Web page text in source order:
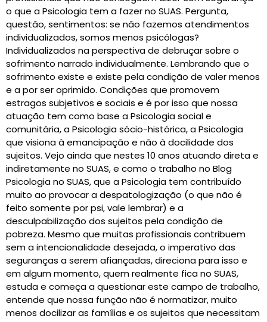
o que a Psicologia tem a fazer no SUAS. Pergunta,
questão, sentimentos: se não fazemos atendimentos
individualizados, somos menos psicólogas?
Individualizados na perspectiva de debruçar sobre o
sofrimento narrado individualmente. Lembrando que o
sofrimento existe e existe pela condição de valer menos
e a por ser oprimido. Condições que promovem
estragos subjetivos e sociais e é por isso que nossa
atuação tem como base a Psicologia social e
comunitária, a Psicologia sócio-histórica, a Psicologia
que visiona à emancipação e não à docilidade dos
sujeitos. Vejo ainda que nestes 10 anos atuando direta e
indiretamente no SUAS, e como o trabalho no Blog
Psicologia no SUAS, que a Psicologia tem contribuído
muito ao provocar a despatologização (o que não é
feito somente por psi, vale lembrar) e a
desculpabilização dos sujeitos pela condição de
pobreza. Mesmo que muitas profissionais contribuem
sem a intencionalidade desejada, o imperativo das
seguranças a serem afiançadas, direciona para isso e
em algum momento, quem realmente fica no SUAS,
estuda e começa a questionar este campo de trabalho,
entende que nossa função não é normatizar, muito
menos docilizar as famílias e os sujeitos que necessitam